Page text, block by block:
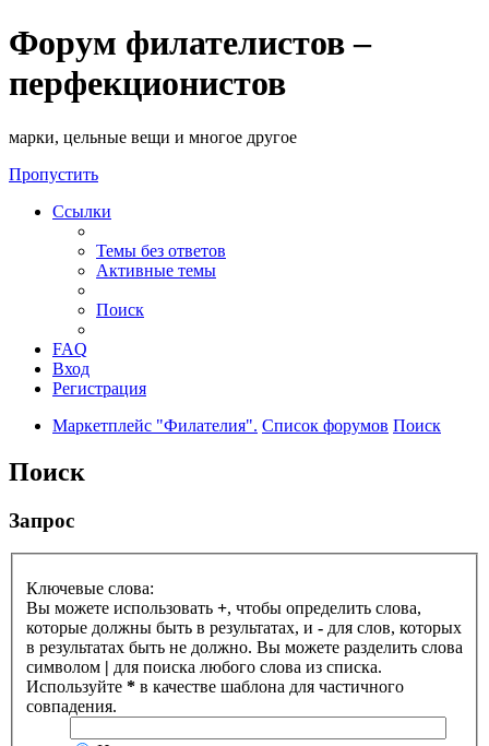
Форум филателистов –
перфекционистов
марки, цельные вещи и многое другое
Пропустить
Ссылки
Темы без ответов
Активные темы
Поиск
FAQ
Вход
Регистрация
Маркетплейс "Филателия". Список форумов Поиск
Поиск
Запрос
Ключевые слова:
Вы можете использовать +, чтобы определить слова,
которые должны быть в результатах, и - для слов, которых
в результатах быть не должно. Вы можете разделить слова
символом | для поиска любого слова из списка.
Используйте * в качестве шаблона для частичного
совпадения.